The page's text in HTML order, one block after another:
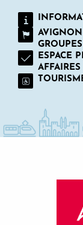
GROUPES
ESPACE
AFFAIRES